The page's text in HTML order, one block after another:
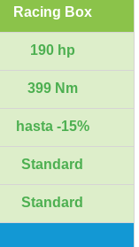
Racing Box
190 hp
399 Nm
hasta -15%
Standard
Standard